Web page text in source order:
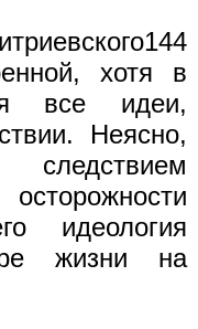
хотя в
все идеи,
Неясно,
идеология
жизни на